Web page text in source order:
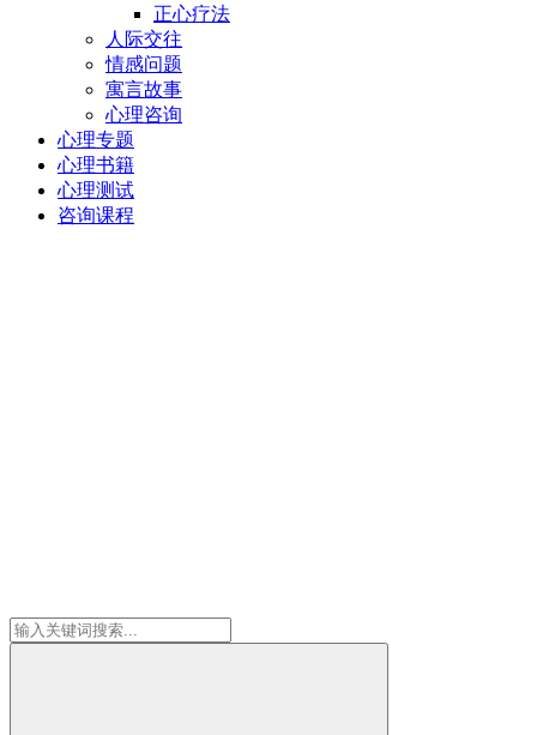
正心疗法
人际交往
情感问题
寓言故事
心理咨询
心理专题
心理书籍
心理测试
咨询课程